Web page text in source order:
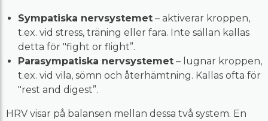
Sympatiska nervsystemet – aktiverar kroppen,
t.ex. vid stress, träning eller fara. Inte sällan kallas
detta för "fight or flight”.
Parasympatiska nervsystemet – lugnar kroppen,
t.ex. vid vila, sömn och återhämtning. Kallas ofta för
"rest and digest”.
HRV visar på balansen mellan dessa två system. En